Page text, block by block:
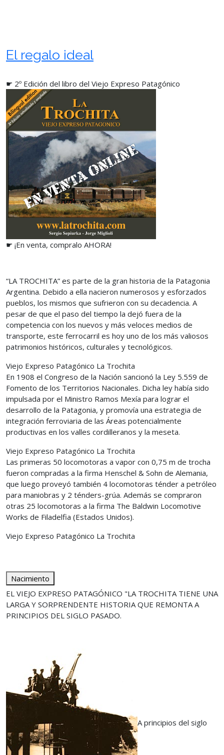
El regalo ideal
☛ 2º Edición del libro del Viejo Expreso Patagónico
☛ ¡En venta, compralo AHORA!
“LA TROCHITA” es parte de la gran historia de la Patagonia
Argentina. Debido a ella nacieron numerosos y esforzados
pueblos, los mismos que sufrieron con su decadencia. A
pesar de que el paso del tiempo la dejó fuera de la
competencia con los nuevos y más veloces medios de
transporte, este ferrocarril es hoy uno de los más valiosos
patrimonios históricos, culturales y tecnológicos.
Viejo Expreso Patagónico La Trochita
En 1908 el Congreso de la Nación sancionó la Ley 5.559 de
Fomento de los Territorios Nacionales. Dicha ley había sido
impulsada por el Ministro Ramos Mexía para lograr el
desarrollo de la Patagonia, y promovía una estrategia de
integración ferroviaria de las Áreas potencialmente
productivas en los valles cordilleranos y la meseta.
Viejo Expreso Patagónico La Trochita
Las primeras 50 locomotoras a vapor con 0,75 m de trocha
fueron compradas a la firma Henschel & Sohn de Alemania,
que luego proveyó también 4 locomotoras ténder a petróleo
para maniobras y 2 ténders-grúa. Además se compraron
otras 25 locomotoras a la firma The Baldwin Locomotive
Works de Filadelfia (Estados Unidos).
Viejo Expreso Patagónico La Trochita
Nacimiento
EL VIEJO EXPRESO PATAGÓNICO "LA TROCHITA TIENE UNA
LARGA Y SORPRENDENTE HISTORIA QUE REMONTA A
PRINCIPIOS DEL SIGLO PASADO.
A principios del siglo